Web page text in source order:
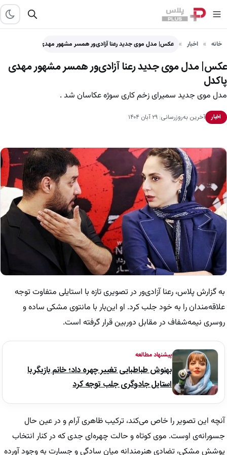
خانه اخبار عکس| مدل موی جدید رعنا آزادی‌ور همسر مشهور مهدی پاکدل
عکس| مدل موی جدید رعنا آزادی‌ور همسر مشهور مهدی
پاکدل
مدل موی جدید سمیرای زخم کاری سوژه عکاسان شد .
اخبار آخرین به‌روزرسانی: ۲۹ آبان ۱۴۰۴
به گزارش پلاس، رعنا آزادی‌ور در تصویری تازه با استایلی متفاوت توجه
علاقه‌مندان را به خود جلب کرد. او این‌بار با مانتوی مشکی ساده و
روسری نیمه‌شفاف در مقابل دوربین قرار گرفته است.
پیشنهاد مطالعه
بهنوش طباطبایی تغییر چهره داد؛ خانم بازیگر با
استایل جادوگری جلب توجه کرد
آنچه این تصویر را خاص می‌کند، ترکیب ظاهری آرام و در عین حال
جسورانه‌ی اوست. موی کوتاه و حالت چهره‌ای جدی که در کنار انتخاب
پوشش مشکی، تضادی هنرمندانه میان سادگی و جسارت به وجود آورده